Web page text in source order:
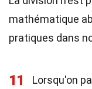
mathématique
pratiques dans
11
Lorsqu'on